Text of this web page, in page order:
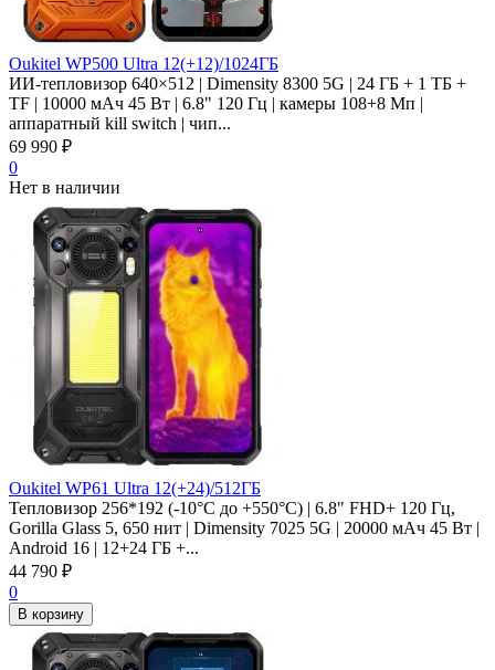
Oukitel WP500 Ultra 12(+12)/1024ГБ
ИИ-тепловизор 640×512 | Dimensity 8300 5G | 24 ГБ + 1 ТБ +
TF | 10000 мАч 45 Вт | 6.8" 120 Гц | камеры 108+8 Мп |
аппаратный kill switch | чип...
69 990 ₽
0
Нет в наличии
Oukitel WP61 Ultra 12(+24)/512ГБ
Тепловизор 256*192 (-10°C до +550°C) | 6.8" FHD+ 120 Гц,
Gorilla Glass 5, 650 нит | Dimensity 7025 5G | 20000 мАч 45 Вт |
Android 16 | 12+24 ГБ +...
44 790 ₽
0
В корзину